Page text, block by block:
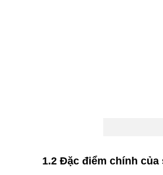
1.2 Đặc điểm chính của